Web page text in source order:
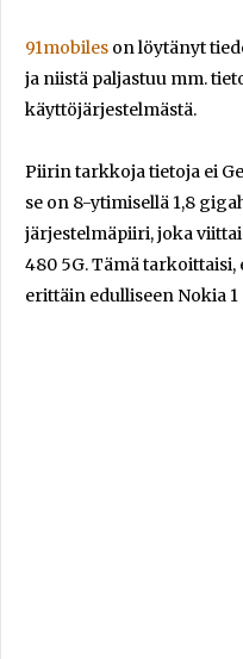
91mobiles on löytänyt
ja niistä paljastuu mm.
käyttöjärjestelmästä.
Piirin tarkkoja tietoja ei
se on 8-ytimisellä 1,8
järjestelmäpiiri, joka
480 5G. Tämä
erittäin edulliseen Nokia